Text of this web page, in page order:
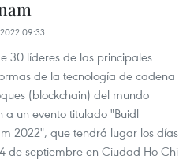
09:33
30 líderes de las principales
de la tecnología de cadena
(blockchain) del mundo
a un evento titulado "Buidl
2022", que tendrá lugar los días
de septiembre en Ciudad Ho Chi